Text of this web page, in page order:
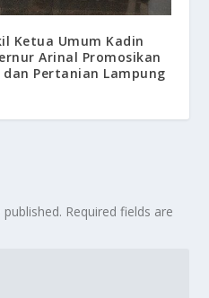
Ketua Umum Kadin
Arinal Promosikan
Pertanian Lampung
Required fields are